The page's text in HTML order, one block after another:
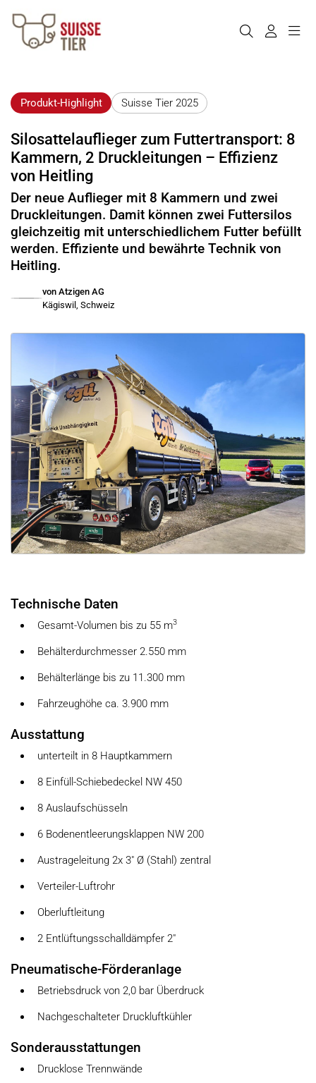
Produkt-Highlight Suisse Tier 2025
Silosattelauflieger zum Futtertransport: 8
Kammern, 2 Druckleitungen – Effizienz
von Heitling
Der neue Auflieger mit 8 Kammern und zwei
Druckleitungen. Damit können zwei Futtersilos
gleichzeitig mit unterschiedlichem Futter befüllt
werden. Effiziente und bewährte Technik von
Heitling.
von Atzigen AG
Kägiswil, Schweiz
Technische Daten
Gesamt-Volumen bis zu 55 m3
Behälterdurchmesser 2.550 mm
Behälterlänge bis zu 11.300 mm
Fahrzeughöhe ca. 3.900 mm
Ausstattung
unterteilt in 8 Hauptkammern
8 Einfüll-Schiebedeckel NW 450
8 Auslaufschüsseln
6 Bodenentleerungsklappen NW 200
Austrageleitung 2x 3" Ø (Stahl) zentral
Verteiler-Luftrohr
Oberluftleitung
2 Entlüftungsschalldämpfer 2"
Pneumatische-Förderanlage
Betriebsdruck von 2,0 bar Überdruck
Nachgeschalteter Druckluftkühler
Sonderausstattungen
Drucklose Trennwände